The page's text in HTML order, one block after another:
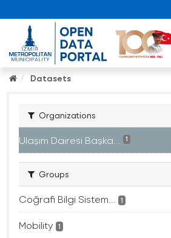
Datasets
Organizations
Ulaşım Dairesi Başka... 1
Groups
Coğrafi Bilgi Sistem... 1
Mobility 1